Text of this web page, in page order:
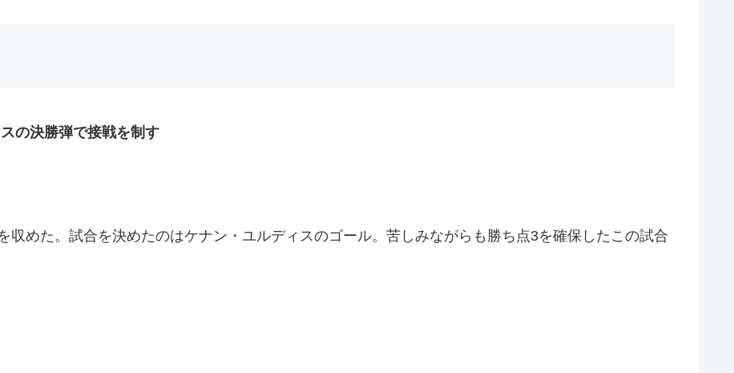
の決勝弾で接戦を制す
収めた。試合を決めたのはケナン・ユルディスのゴール。苦しみながらも勝ち点3を確保したこの試合